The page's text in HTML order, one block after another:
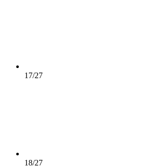
17/27
18/27